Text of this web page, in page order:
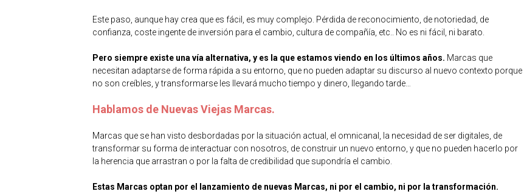
Este paso, aunque hay crea que es fácil, es muy complejo. Pérdida de reconocimiento, de notoriedad, de
confianza, coste ingente de inversión para el cambio, cultura de compañía, etc.. No es ni fácil, ni barato.
Pero siempre existe una vía alternativa, y es la que estamos viendo en los últimos años. Marcas que
necesitan adaptarse de forma rápida a su entorno, que no pueden adaptar su discurso al nuevo contexto porque
no son creíbles, y transformarse les llevará mucho tiempo y dinero, llegando tarde…
Hablamos de Nuevas Viejas Marcas.
Marcas que se han visto desbordadas por la situación actual, el omnicanal, la necesidad de ser digitales, de
transformar su forma de interactuar con nosotros, de construir un nuevo entorno, y que no pueden hacerlo por
la herencia que arrastran o por la falta de credibilidad que supondría el cambio.
Estas Marcas optan por el lanzamiento de nuevas Marcas, ni por el cambio, ni por la transformación.